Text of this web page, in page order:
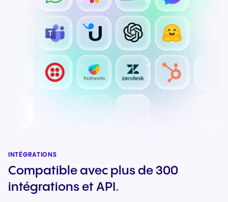
INTÉGRATIONS
Compatible avec plus de 300
intégrations et API.